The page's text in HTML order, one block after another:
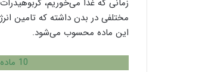
زمانی که غذا می‌خوریم،
مختلفی در بدن داشته که تامین
این ماده محسوب می‌شود.
10 ماده غذایی برای افزایش پلاکت خون